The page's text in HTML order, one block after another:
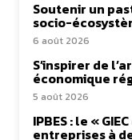
Soutenir un
socio-
6 août 2026
S’inspirer de
économique
5 août 2026
IPBES : le «
entreprises à